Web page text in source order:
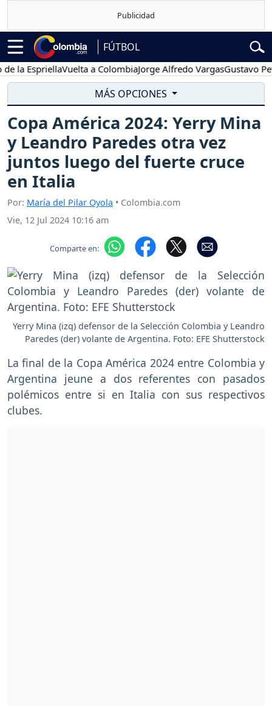
FÚTBOL
EspriellaVuelta a ColombiaJorge Alfredo VargasGustavo Petro
MÁS OPCIONES
Copa América 2024: Yerry Mina
y Leandro Paredes otra vez
juntos luego del fuerte cruce
en Italia
Por: María del Pilar Oyola • Colombia.com
Vie, 12 Jul 2024 10:16 am
Comparte en:
Yerry Mina (izq) defensor de la Selección Colombia y Leandro
Paredes (der) volante de Argentina. Foto: EFE Shutterstock
La final de la Copa América 2024 entre Colombia y
Argentina jeune a dos referentes con pasados
polémicos entre si en Italia con sus respectivos
clubes.